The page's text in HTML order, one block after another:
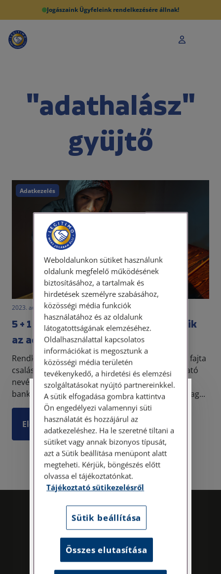
Jogászaink Ügyfeleink rendelkezésére állnak!
"adathalász"
gyüjtő
Adatkezelés
2023. augusztus 29. • LegitiMoadmin
5 + 1 módszer, ahogy a csalók kiszedik
az adataidat
Rendkívül megszaporodtak mostanában azok a fajta
csalások, amikor egy bank, vagy ismert szolgáltató
nevében próbálnak csalók adatot szerezni, sőt a
banki csalások esetén még pénzt is utalnak át mag...
Elolvasom
Személyes ügyfélfogadás
Tisztelt Ügyfeleink!
Személyes ügyfélszolgálatunk telefonon
történő előzetes időpontegyeztetés után,
szerdai napokon érhető el.
Címünk: 1087 Budapest, Hungária körút
30/A. 8. emelet. Pontos megközelítési
útmutatónk a Kapcsolat – Elérhetőségeink
menüpont alatt érhető el.
működés iránti elkötelezettségünk
részeként augusztus 8-án, szombaton
tartunk. A rendkívüli hőségre és az
Weboldalunkon sütiket használunk
oldalunk megfelelő működésének
biztosításához, a tartalmak és
hirdetések személyre szabásához,
közösségi média funkciók
használatához és az oldalunk
látogatottságának elemzéséhez.
Oldalhasználattal kapcsolatos
információkat is megosztunk a
közösségi média területén
tevékenykedő, a hirdetési és elemzési
szolgáltatásokat nyújtó partnereinkkel.
A sütik elfogadása gombra kattintva
Ön engedélyezi valamennyi süti
használatát és hozzájárul az
adatkezeléshez. Ha le szeretné tiltani a
sütiket vagy annak bizonyos típusát,
azt a Sütik beállítása menüpont alatt
megteheti. Kérjük, böngészés előtt
olvassa el tájékoztatónkat.
Tájékoztató sütikezelésről
Sütik beállítása
Összes elutasítása